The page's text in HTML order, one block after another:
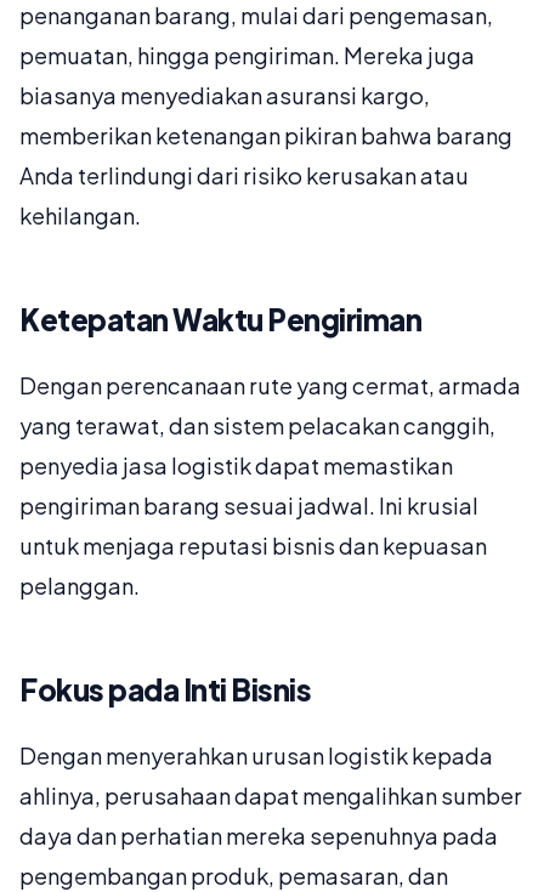
penanganan barang, mulai dari pengemasan,
pemuatan, hingga pengiriman. Mereka juga
biasanya menyediakan asuransi kargo,
memberikan ketenangan pikiran bahwa barang
Anda terlindungi dari risiko kerusakan atau
kehilangan.
Ketepatan Waktu Pengiriman
Dengan perencanaan rute yang cermat, armada
yang terawat, dan sistem pelacakan canggih,
penyedia jasa logistik dapat memastikan
pengiriman barang sesuai jadwal. Ini krusial
untuk menjaga reputasi bisnis dan kepuasan
pelanggan.
Fokus pada Inti Bisnis
Dengan menyerahkan urusan logistik kepada
ahlinya, perusahaan dapat mengalihkan sumber
daya dan perhatian mereka sepenuhnya pada
pengembangan produk, pemasaran, dan